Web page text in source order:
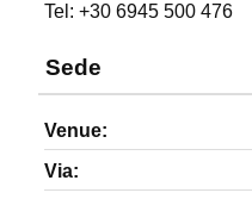
Tel: +30 6945 500 476
Sede
Venue:
Via: